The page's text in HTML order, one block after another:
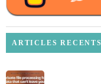
ARTICLES RECENTS